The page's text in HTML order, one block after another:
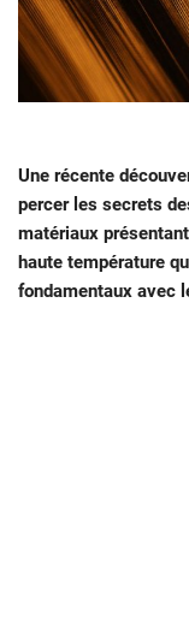
Une récente
percer les secrets
matériaux
haute température
fondamentaux avec